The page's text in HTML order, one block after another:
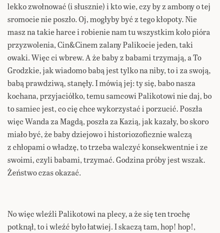
lekko zwołnować (i słusznie) i kto wie, czy by z ambony o tej
sromocie nie poszło. Oj, mogłyby być z tego kłopoty. Nie
masz na takie harce i robienie nam tu wszystkim koło pióra
przyzwolenia, Cin&Cinem zalany Palikocie jeden, taki
owaki. Więc ci wbrew. A że baby z babami trzymają, a To
Grodzkie, jak wiadomo babą jest tylko na niby, to i za swoją,
babą prawdziwą, stanęły. I mówią jej: ty się, babo nasza
kochana, przyjaciółko, temu samcowi Palikotowi nie daj, bo
to samiec jest, co cię chce wykorzystać i porzucić. Poszła
więc Wanda za Magdą, poszła za Kazią, jak kazały, bo skoro
miało być, że baby dziejowo i historiozoficznie walczą
z chłopami o władzę, to trzeba walczyć konsekwentnie i ze
swoimi, czyli babami, trzymać. Godzina próby jest wszak.
Żeństwo czas okazać.
No więc wleźli Palikotowi na plecy, a że się ten trochę
potknął, to i wleźć było łatwiej. I skaczą tam, hop! hop!,